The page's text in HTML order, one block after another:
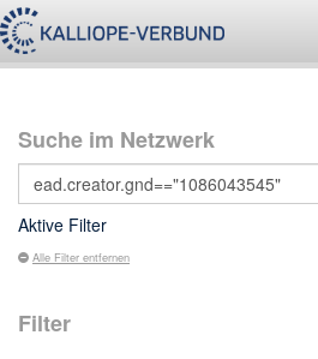
Suche im Netzwerk
Aktive Filter
Alle Filter entfernen
Filter